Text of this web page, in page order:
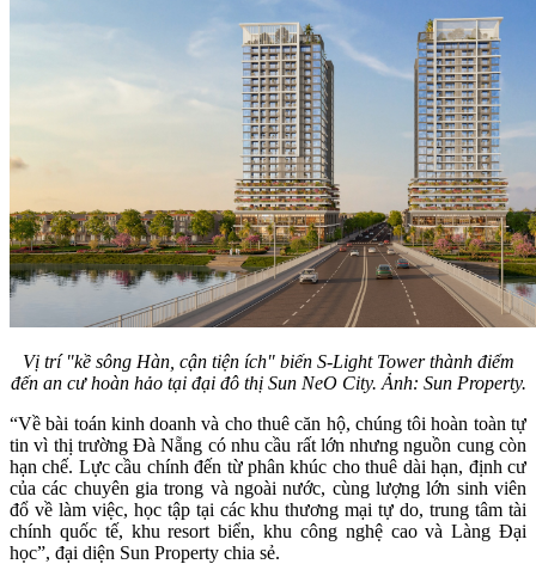
Vị trí "kề sông Hàn, cận tiện ích" biến S-Light Tower thành điểm
đến an cư hoàn hảo tại đại đô thị Sun NeO City. Ảnh: Sun Property.
“Về bài toán kinh doanh và cho thuê căn hộ, chúng tôi hoàn toàn tự
tin vì thị trường Đà Nẵng có nhu cầu rất lớn nhưng nguồn cung còn
hạn chế. Lực cầu chính đến từ phân khúc cho thuê dài hạn, định cư
của các chuyên gia trong và ngoài nước, cùng lượng lớn sinh viên
đổ về làm việc, học tập tại các khu thương mại tự do, trung tâm tài
chính quốc tế, khu resort biển, khu công nghệ cao và Làng Đại
học”, đại diện Sun Property chia sẻ.